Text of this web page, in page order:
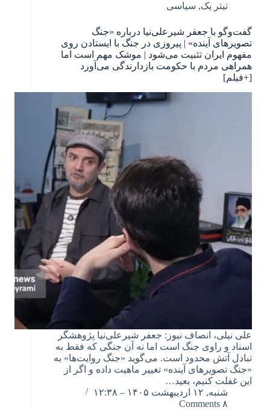
تیتر یک, سیاسی
گفت‌وگو با جعفر شیرعلی‌نیا درباره «جنگ
تصویرهای آینده» | پیروزی در جنگ با ایستادن روی
مفهوم ایران تثبیت می‌شود | موشک مهم است اما
همراهی مردم با حکومت بازدارندگی می‌آورد
[+فیلم]
علی نیلی، انصاف نیوز: جعفر شیرعلی‌نیا پژوهشگر
اسناد و راوی جنگ است اما نه آن جنگی که فقط به
تبادل آتش محدود است. می‌گوید «جنگ روایت‌ها» به
«جنگ تصویرهای آینده» تغییر ماهیت داده و اگر از
این غفلت کنیم، بعید…
شنبه, ۱۲ اردیبهشت ۱۴۰۵ – ۱۲:۳۸
۸ Comments